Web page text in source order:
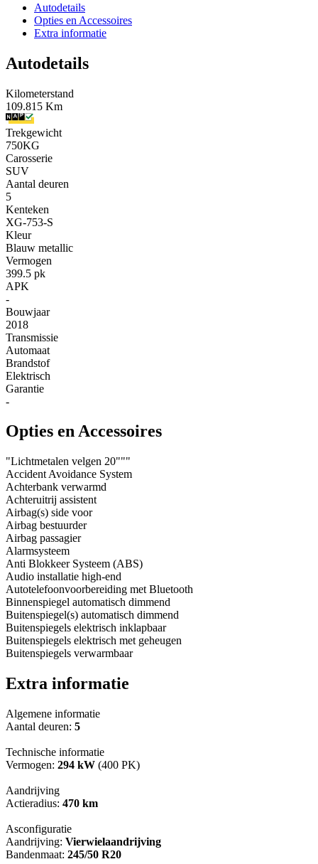
Autodetails
Opties en Accessoires
Extra informatie
Autodetails
Kilometerstand
109.815 Km
Trekgewicht
750KG
Carosserie
SUV
Aantal deuren
5
Kenteken
XG-753-S
Kleur
Blauw metallic
Vermogen
399.5 pk
APK
-
Bouwjaar
2018
Transmissie
Automaat
Brandstof
Elektrisch
Garantie
-
Opties en Accessoires
"Lichtmetalen velgen 20"""
Accident Avoidance System
Achterbank verwarmd
Achteruitrij assistent
Airbag(s) side voor
Airbag bestuurder
Airbag passagier
Alarmsysteem
Anti Blokkeer Systeem (ABS)
Audio installatie high-end
Autotelefoonvoorbereiding met Bluetooth
Binnenspiegel automatisch dimmend
Buitenspiegel(s) automatisch dimmend
Buitenspiegels elektrisch inklapbaar
Buitenspiegels elektrisch met geheugen
Buitenspiegels verwarmbaar
Extra informatie
Algemene informatie
Aantal deuren: 5
Technische informatie
Vermogen: 294 kW (400 PK)
Aandrijving
Actieradius: 470 km
Asconfiguratie
Aandrijving: Vierwielaandrijving
Bandenmaat: 245/50 R20